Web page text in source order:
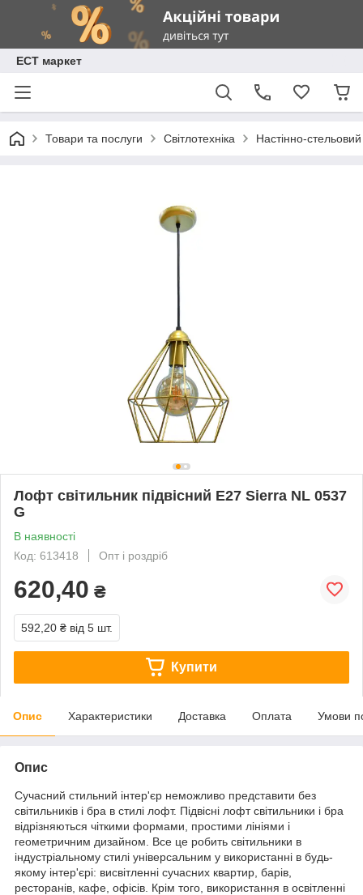
ЕСТ маркет
Товари та послуги Світлотехніка Настінно-
Лофт світильник підвісний Е27 Sierra NL 0537
G
В наявності
Код: 613418
Опт і роздріб
620,40 ₴
592,20 ₴ від 5 шт.
Купити
Опис Характеристики Доставка Оплата Умови
Опис
Сучасний стильний інтер'єр неможливо представити без
світильників і бра в стилі лофт. Підвісні лофт світильники і бра
відрізняються чіткими формами, простими лініями і
геометричним дизайном. Все це робить світильники в
індустріальному стилі універсальним у використанні в будь-
якому інтер'єрі: висвітленні сучасних квартир, барів,
ресторанів, кафе, офісів. Крім того, використання в освітленні